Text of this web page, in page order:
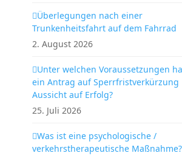
Überlegungen nach einer
Trunkenheitsfahrt auf dem Fahrrad
2. August 2026
Unter welchen Voraussetzungen
ein Antrag auf Sperrfristverkürzung
Aussicht auf Erfolg?
25. Juli 2026
Was ist eine psychologische /
verkehrstherapeutische Maßnahme?